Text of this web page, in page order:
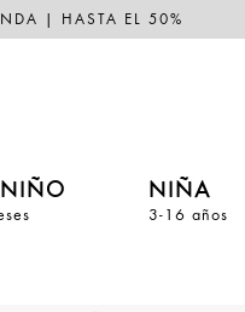
| HASTA EL 50%
NIÑO NIÑA
3-16 años